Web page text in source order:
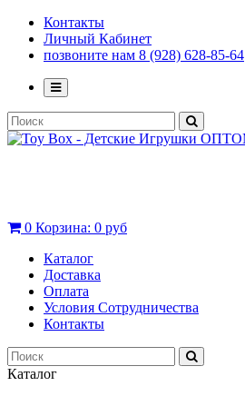
Контакты
Личный Кабинет
позвоните нам 8 (928) 628-85-64
0 Корзина: 0 руб
Каталог
Доставка
Оплата
Условия Сотрудничества
Контакты
Каталог